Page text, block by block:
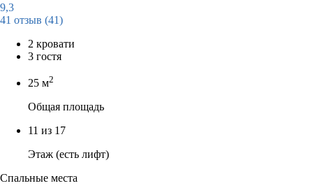
9,3
41 отзыв (41)
2 кровати
3 гостя
25 м2
Общая площадь
11 из 17
Этаж (есть лифт)
Спальные места